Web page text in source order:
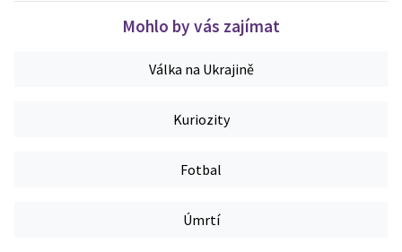
Mohlo by vás zajímat
Válka na Ukrajině
Kuriozity
Fotbal
Úmrtí